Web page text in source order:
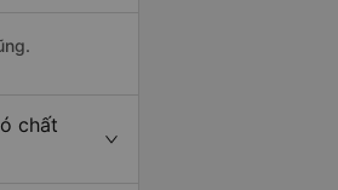
chất